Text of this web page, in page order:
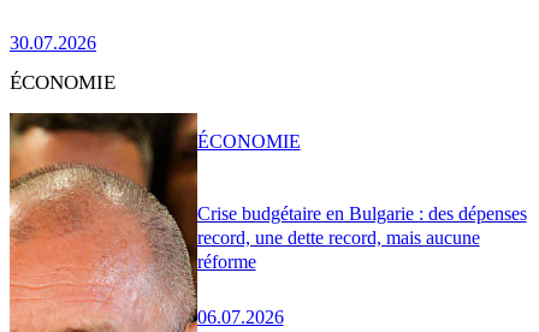
30.07.2026
ÉCONOMIE
Crise budgétaire en Bulgarie : des dépenses
record, une dette record, mais aucune
réforme
06.07.2026
ÉCONOMIE